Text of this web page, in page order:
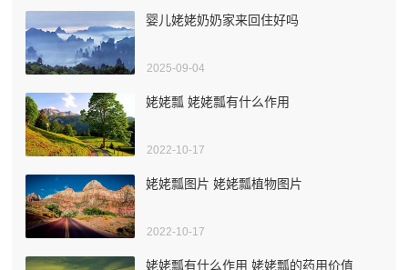
婴儿姥姥奶奶家来回住好吗
2025-09-04
姥姥瓢 姥姥瓢有什么作用
2022-10-17
姥姥瓢图片 姥姥瓢植物图片
2022-10-17
姥姥瓢有什么作用 姥姥瓢的药用价值